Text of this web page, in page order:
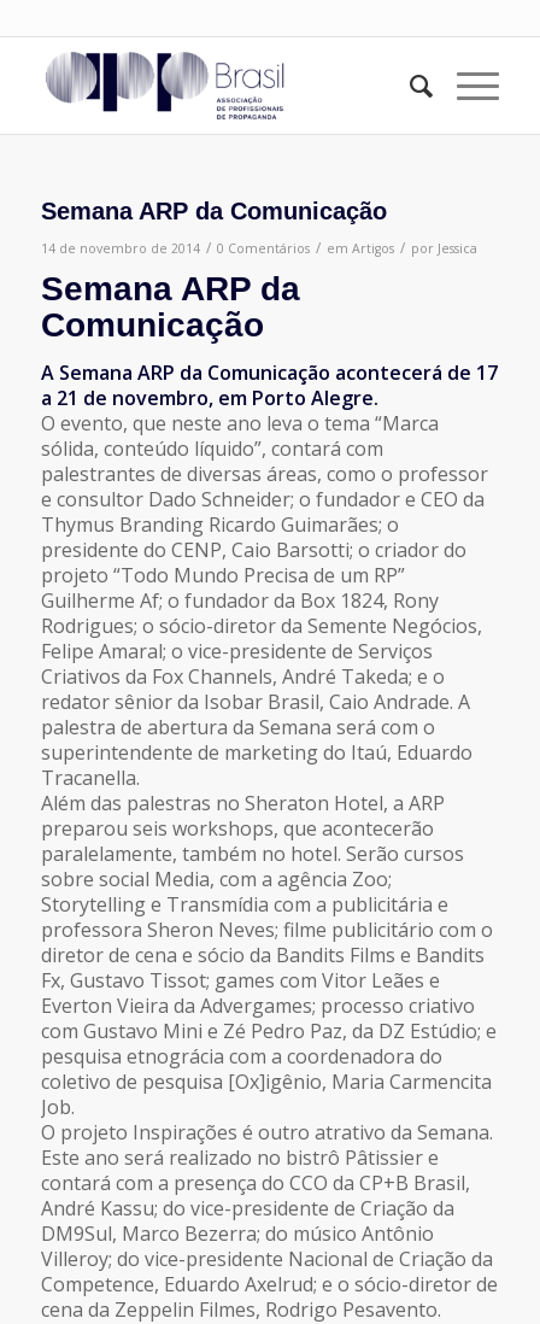
Semana ARP da Comunicação
14 de novembro de 2014 / 0 Comentários / em Artigos / por Jessica
Semana ARP da
Comunicação
A Semana ARP da Comunicação acontecerá de 17
a 21 de novembro, em Porto Alegre.
O evento, que neste ano leva o tema “Marca
sólida, conteúdo líquido”, contará com
palestrantes de diversas áreas, como o professor
e consultor Dado Schneider; o fundador e CEO da
Thymus Branding Ricardo Guimarães; o
presidente do CENP, Caio Barsotti; o criador do
projeto “Todo Mundo Precisa de um RP”
Guilherme Af; o fundador da Box 1824, Rony
Rodrigues; o sócio-diretor da Semente Negócios,
Felipe Amaral; o vice-presidente de Serviços
Criativos da Fox Channels, André Takeda; e o
redator sênior da Isobar Brasil, Caio Andrade. A
palestra de abertura da Semana será com o
superintendente de marketing do Itaú, Eduardo
Tracanella.
Além das palestras no Sheraton Hotel, a ARP
preparou seis workshops, que acontecerão
paralelamente, também no hotel. Serão cursos
sobre social Media, com a agência Zoo;
Storytelling e Transmídia com a publicitária e
professora Sheron Neves; filme publicitário com o
diretor de cena e sócio da Bandits Films e Bandits
Fx, Gustavo Tissot; games com Vitor Leães e
Everton Vieira da Advergames; processo criativo
com Gustavo Mini e Zé Pedro Paz, da DZ Estúdio; e
pesquisa etnográcia com a coordenadora do
coletivo de pesquisa [Ox]igênio, Maria Carmencita
Job.
O projeto Inspirações é outro atrativo da Semana.
Este ano será realizado no bistrô Pâtissier e
contará com a presença do CCO da CP+B Brasil,
André Kassu; do vice-presidente de Criação da
DM9Sul, Marco Bezerra; do músico Antônio
Villeroy; do vice-presidente Nacional de Criação da
Competence, Eduardo Axelrud; e o sócio-diretor de
cena da Zeppelin Filmes, Rodrigo Pesavento.